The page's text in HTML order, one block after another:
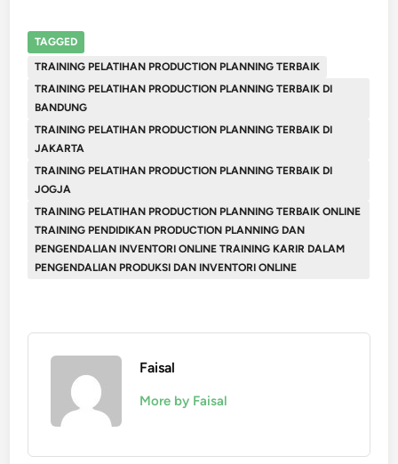
TAGGED
TRAINING PELATIHAN PRODUCTION PLANNING TERBAIK
TRAINING PELATIHAN PRODUCTION PLANNING TERBAIK DI
BANDUNG
TRAINING PELATIHAN PRODUCTION PLANNING TERBAIK DI
JAKARTA
TRAINING PELATIHAN PRODUCTION PLANNING TERBAIK DI
JOGJA
TRAINING PELATIHAN PRODUCTION PLANNING TERBAIK ONLINE
TRAINING PENDIDIKAN PRODUCTION PLANNING DAN
PENGENDALIAN INVENTORI ONLINE TRAINING KARIR DALAM
PENGENDALIAN PRODUKSI DAN INVENTORI ONLINE
Faisal
More by Faisal